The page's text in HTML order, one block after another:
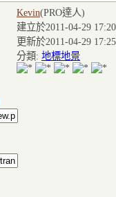
Kevin(PRO達人)
建立於2011-04-29
更新於2011-04-29
分類: 地標地景